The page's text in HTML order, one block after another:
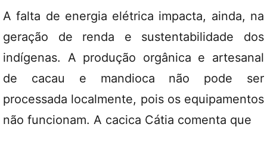
A falta de energia elétrica impacta, ainda, na
geração de renda e sustentabilidade dos
indígenas. A produção orgânica e artesanal
de cacau e mandioca não pode ser
processada localmente, pois os equipamentos
não funcionam. A cacica Cátia comenta que